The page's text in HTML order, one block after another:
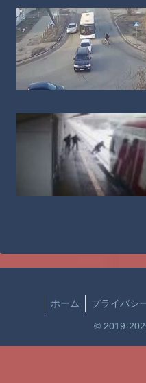
ホーム プライバシ
© 2019-